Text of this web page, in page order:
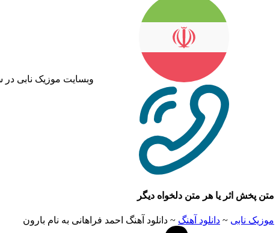
وبسایت موزیک نابی
متن پخش اثر یا هر متن دلخواه دیگر
موزیک نابی ~ دانلود آهنگ ~ دانلود آهنگ احمد فراهانی به نام بارون